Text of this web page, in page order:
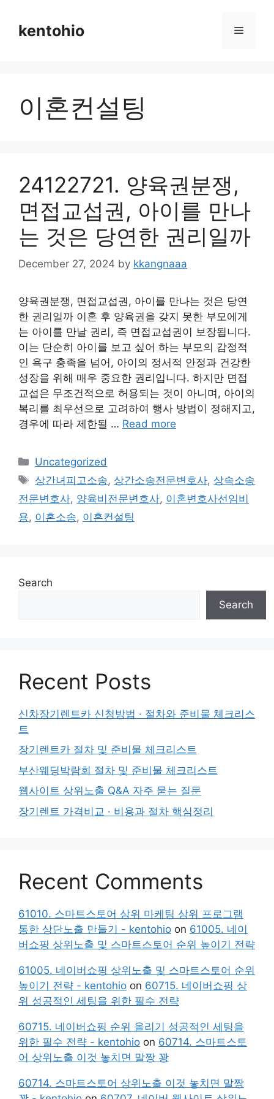
contentkentohio Menu
이혼컨설팅
24122721. 양육권분쟁,
면접교섭권, 아이를 만나
는 것은 당연한 권리일까
December 27, 2024 by kkangnaaa
양육권분쟁, 면접교섭권, 아이를 만나는 것은 당연
한 권리일까 이혼 후 양육권을 갖지 못한 부모에게
는 아이를 만날 권리, 즉 면접교섭권이 보장됩니다.
이는 단순히 아이를 보고 싶어 하는 부모의 감정적
인 욕구 충족을 넘어, 아이의 정서적 안정과 건강한
성장을 위해 매우 중요한 권리입니다. 하지만 면접
교섭은 무조건적으로 허용되는 것이 아니며, 아이의
복리를 최우선으로 고려하여 행사 방법이 정해지고,
경우에 따라 제한될 … Read more
Categories
Uncategorized
Tags
상간녀피고소송, 상간소송전문변호사, 상속소송
전문변호사, 양육비전문변호사, 이혼변호사선임비
용, 이혼소송, 이혼컨설팅
Search
Search
Recent Posts
신차장기렌트카 신청방법 · 절차와 준비물 체크리스
트
장기렌트카 절차 및 준비물 체크리스트
부산웨딩박람회 절차 및 준비물 체크리스트
웹사이트 상위노출 Q&A 자주 묻는 질문
장기렌트 가격비교 · 비용과 절차 핵심정리
Recent Comments
61010. 스마트스토어 상위 마케팅 상위 프로그램
통한 상단노출 만들기 - kentohio on 61005. 네이
버쇼핑 상위노출 및 스마트스토어 순위 높이기 전략
61005. 네이버쇼핑 상위노출 및 스마트스토어 순위
높이기 전략 - kentohio on 60715. 네이버쇼핑 상
위 성공적인 세팅을 위한 필수 전략
60715. 네이버쇼핑 순위 올리기 성공적인 세팅을
위한 필수 전략 - kentohio on 60714. 스마트스토
어 상위노출 이것 놓치면 말짱 꽝
60714. 스마트스토어 상위노출 이것 놓치면 말짱